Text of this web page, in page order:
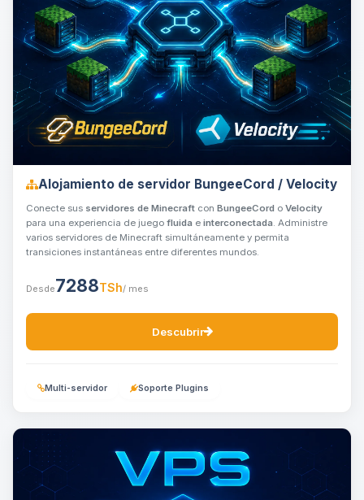
Alojamiento de servidor BungeeCord / Velocity
Conecte sus servidores de Minecraft con BungeeCord o Velocity
para una experiencia de juego fluida e interconectada. Administre
varios servidores de Minecraft simultáneamente y permita
transiciones instantáneas entre diferentes mundos.
Desde7288TSh/ mes
Descubrir
Multi-servidor Soporte Plugins